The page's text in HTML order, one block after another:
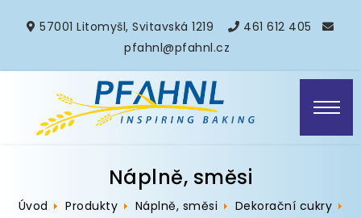
57001 Litomyšl, Svitavská 1219
461 612 405
pfahnl@pfahnl.cz
Náplně, směsi
Úvod Produkty Náplně, směsi
Dekorační cukry